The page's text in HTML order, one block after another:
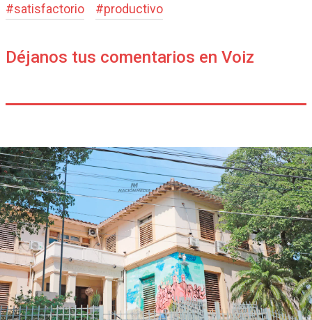
#satisfactorio #productivo
Déjanos tus comentarios en Voiz